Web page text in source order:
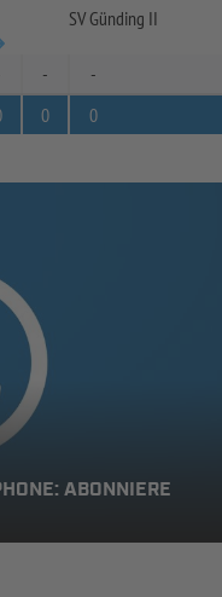
SV Günding II
-
-
0 0
ABONNIERE